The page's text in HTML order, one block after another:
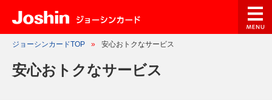
ジョーシンカードTOP 安心おトクなサービス
安心おトクなサービス